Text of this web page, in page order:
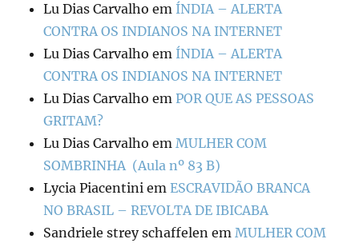
Lu Dias Carvalho em ÍNDIA – ALERTA
CONTRA OS INDIANOS NA INTERNET
Lu Dias Carvalho em ÍNDIA – ALERTA
CONTRA OS INDIANOS NA INTERNET
Lu Dias Carvalho emPOR QUE AS PESSOAS
GRITAM?
Lu Dias Carvalho emMULHER COM
SOMBRINHA (Aula nº 83 B)
Lycia Piacentini emESCRAVIDÃO BRANCA
NO BRASIL – REVOLTA DE IBICABA
Sandriele strey schaffelen emMULHER COM